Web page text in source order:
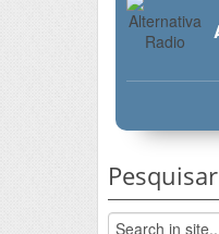
Pesquisar